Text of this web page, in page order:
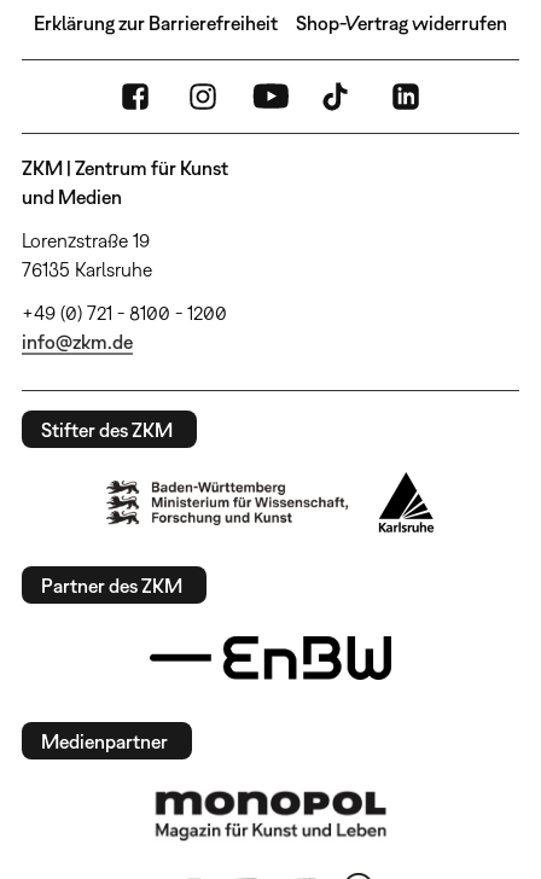
Erklärung zur Barrierefreiheit Shop-Vertrag widerrufen
ZKM | Zentrum für Kunst
und Medien
Lorenzstraße 19
76135 Karlsruhe
+49 (0) 721 - 8100 - 1200
info@zkm.de
Stifter des ZKM
Partner des ZKM
Medienpartner